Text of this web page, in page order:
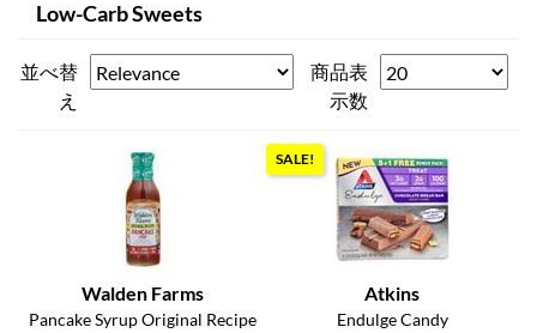
Low-Carb Sweets
並べ替
え
商品表
示数
Walden Farms
Pancake Syrup Original Recipe
SALE!
Atkins
Endulge Candy